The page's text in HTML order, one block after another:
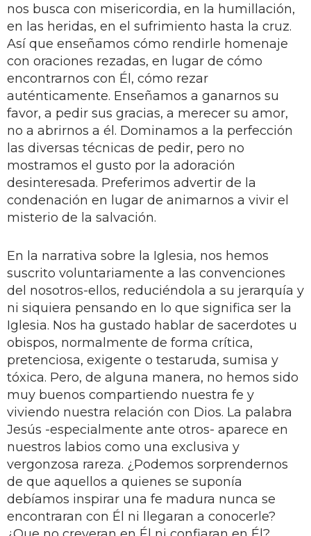
nos busca con misericordia, en la humillación,
en las heridas, en el sufrimiento hasta la cruz.
Así que enseñamos cómo rendirle homenaje
con oraciones rezadas, en lugar de cómo
encontrarnos con Él, cómo rezar
auténticamente. Enseñamos a ganarnos su
favor, a pedir sus gracias, a merecer su amor,
no a abrirnos a él. Dominamos a la perfección
las diversas técnicas de pedir, pero no
mostramos el gusto por la adoración
desinteresada. Preferimos advertir de la
condenación en lugar de animarnos a vivir el
misterio de la salvación.
En la narrativa sobre la Iglesia, nos hemos
suscrito voluntariamente a las convenciones
del nosotros-ellos, reduciéndola a su jerarquía y
ni siquiera pensando en lo que significa ser la
Iglesia. Nos ha gustado hablar de sacerdotes u
obispos, normalmente de forma crítica,
pretenciosa, exigente o testaruda, sumisa y
tóxica. Pero, de alguna manera, no hemos sido
muy buenos compartiendo nuestra fe y
viviendo nuestra relación con Dios. La palabra
Jesús -especialmente ante otros- aparece en
nuestros labios como una exclusiva y
vergonzosa rareza. ¿Podemos sorprendernos
de que aquellos a quienes se suponía
debíamos inspirar una fe madura nunca se
encontraran con Él ni llegaran a conocerle?